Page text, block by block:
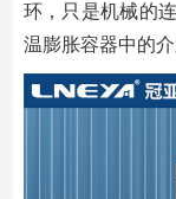
环，只是机械的
温膨胀容器中的介